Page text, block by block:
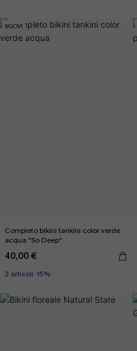
NUOVI
Completo bikini tankini color verde
acqua "So Deep"
40,00 €
3 articoli -15%